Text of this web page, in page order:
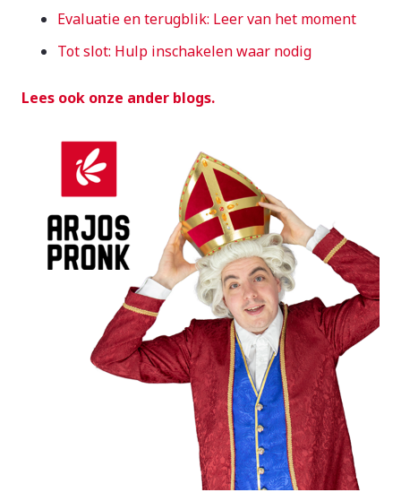
Evaluatie en terugblik: Leer van het moment
Tot slot: Hulp inschakelen waar nodig
Lees ook onze ander blogs.